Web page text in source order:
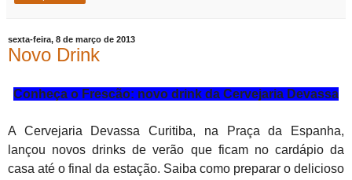
sexta-feira, 8 de março de 2013
Novo Drink
Conheça o Frescão: novo drink da Cervejaria Devassa
A Cervejaria Devassa Curitiba, na Praça da Espanha,
lançou novos drinks de verão que ficam no cardápio da
casa até o final da estação. Saiba como preparar o delicioso